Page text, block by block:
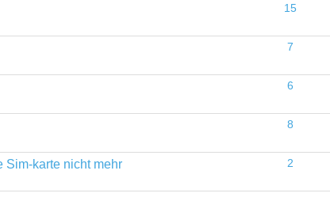
15
7
6
8
Sim-karte nicht mehr 2